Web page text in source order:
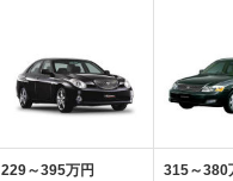
229～395万円 315～380